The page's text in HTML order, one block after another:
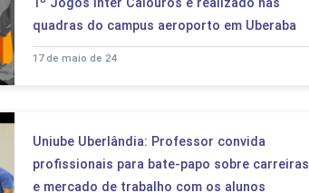
1º Jogos Inter Calouros é realizado nas
quadras do campus aeroporto em Uberaba
17 de maio de 24
Uniube Uberlândia: Professor convida
profissionais para bate-papo sobre carreiras
e mercado de trabalho com os alunos